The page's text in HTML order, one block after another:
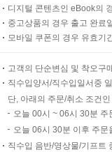
디지털 콘텐츠인 eBook의
중고상품의 경우 출고 완료
모바일 쿠폰의 경우 유효기
고객의 단순변심 및 착오구
직수입양서/직수입일서중
단, 아래의 주문/취소 조건
오늘 00시 ~ 06시 30분
오늘 06시 30분 이후 주
직수입 음반/영상물/기프트